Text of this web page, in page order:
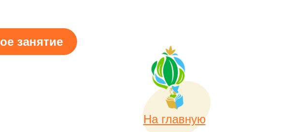
занятие
На главную